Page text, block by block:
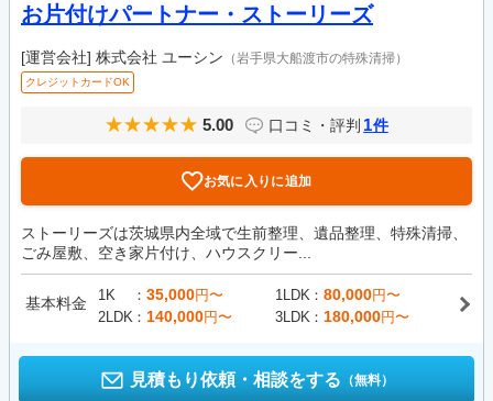
お片付けパートナー・ストーリーズ
[運営会社] 株式会社 ユーシン （岩手県大船渡市の特殊清掃）
クレジットカードOK
5.00 口コミ・評判 1件
お気に入りに追加
ストーリーズは茨城県内全域で生前整理、遺品整理、特殊清掃、
ごみ屋敷、空き家片付け、ハウスクリー...
基本料金 1K 35,000円〜 1LDK 80,000円〜
2LDK
140,000円〜 3LDK 180,000円〜
見積もり依頼・相談をする （無料）